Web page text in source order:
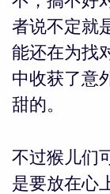
者说不定就
能还在为找
中收获了意
甜的。
不过猴儿们
是要放在心